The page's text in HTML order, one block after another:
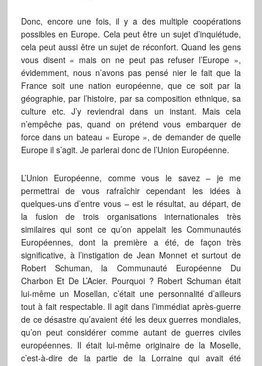
Donc, encore une fois, il y a des multiple coopérations
possibles en Europe. Cela peut être un sujet d’inquiétude,
cela peut aussi être un sujet de réconfort. Quand les gens
vous disent « mais on ne peut pas refuser l’Europe »,
évidemment, nous n’avons pas pensé nier le fait que la
France soit une nation européenne, que ce soit par la
géographie, par l’histoire, par sa composition ethnique, sa
culture etc. J’y reviendrai dans un instant. Mais cela
n’empêche pas, quand on prétend vous embarquer de
force dans un bateau « Europe », de demander de quelle
Europe il s’agit. Je parlerai donc de l’Union Européenne.
L’Union Européenne, comme vous le savez – je me
permettrai de vous rafraîchir cependant les idées à
quelques-uns d’entre vous – est le résultat, au départ, de
la fusion de trois organisations internationales très
similaires qui sont ce qu’on appelait les Communautés
Européennes, dont la première a été, de façon très
significative, à l’instigation de Jean Monnet et surtout de
Robert Schuman, la Communauté Européenne Du
Charbon Et De L’Acier. Pourquoi ? Robert Schuman était
lui-même un Mosellan, c’était une personnalité d’ailleurs
tout à fait respectable. Il agit dans l’immédiat après-guerre
de ce désastre qu’avaient été les deux guerres mondiales,
qu’on peut considérer comme autant de guerres civiles
européennes. Il était lui-même originaire de la Moselle,
c’est-à-dire de la partie de la Lorraine qui avait été